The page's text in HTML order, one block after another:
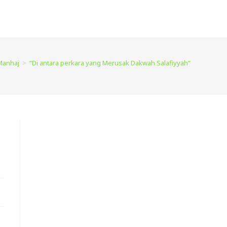
> “Di antara perkara yang Merusak Dakwah Salafiyyah”